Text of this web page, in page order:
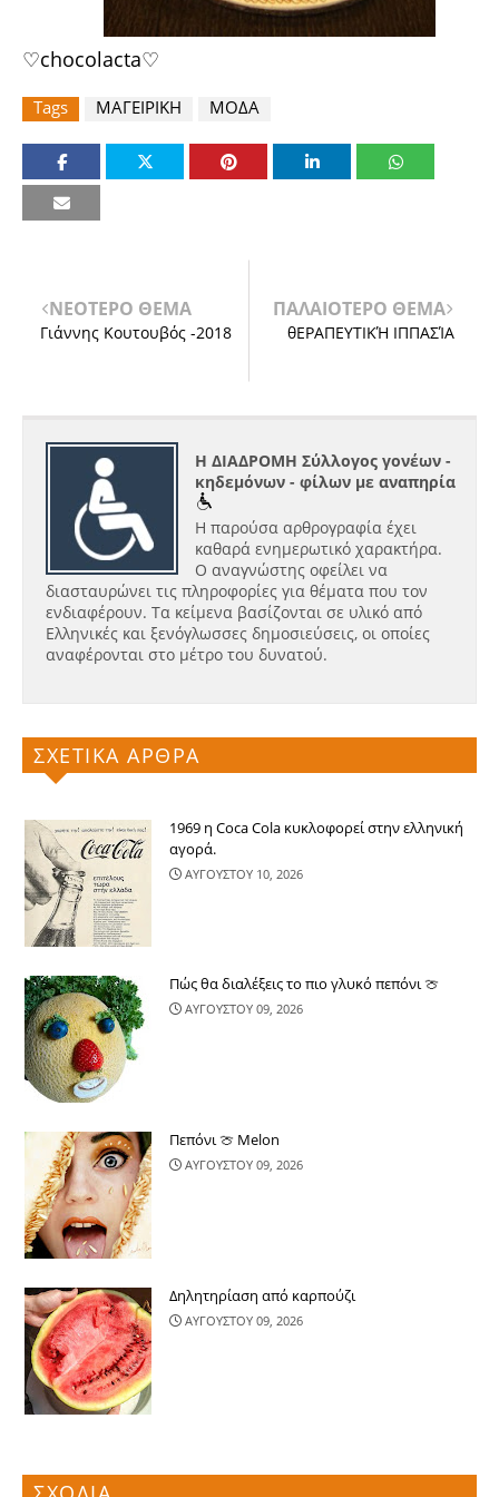
♡chocolacta♡
Tags ΜΑΓΕΙΡΙΚΗ ΜΟΔΑ
ΝΕΟΤΕΡΟ ΘΕΜΑ
Γιάννης Κουτουβός -2018
ΠΑΛΑΙΟΤΕΡΟ ΘΕΜΑ
θΕΡΑΠΕΥΤΙΚΉ ΙΠΠΑΣΊΑ
Η ΔΙΑΔΡΟΜΗ Σύλλογος γονέων -
κηδεμόνων - φίλων με αναπηρία
Η παρούσα αρθρογραφία έχει
καθαρά ενημερωτικό χαρακτήρα.
Ο αναγνώστης οφείλει να
διασταυρώνει τις πληροφορίες για θέματα που τον
ενδιαφέρουν. Τα κείμενα βασίζονται σε υλικό από
Ελληνικές και ξενόγλωσσες δημοσιεύσεις, οι οποίες
αναφέρονται στο μέτρο του δυνατού.
ΣΧΕΤΙΚΑ ΑΡΘΡΑ
1969 η Coca Cola κυκλοφορεί στην ελληνική
αγορά.
ΑΥΓΟΥΣΤΟΥ 10, 2026
Πώς θα διαλέξεις το πιο γλυκό πεπόνι 🍈
ΑΥΓΟΥΣΤΟΥ 09, 2026
Πεπόνι 🍈 Melon
ΑΥΓΟΥΣΤΟΥ 09, 2026
Δηλητηρίαση από καρπούζι
ΑΥΓΟΥΣΤΟΥ 09, 2026